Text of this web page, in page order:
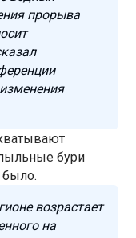
прорыва
бури
было.
возрастает
на